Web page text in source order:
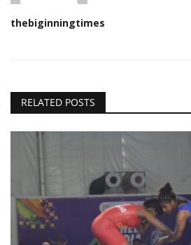
thebiginningtimes
RELATED POSTS